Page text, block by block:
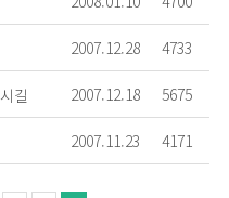
2007.12.28 4733
길 2007.12.18 5675
2007.11.23 4171